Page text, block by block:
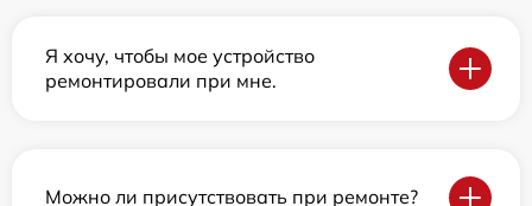
Я хочу, чтобы мое устройство
ремонтировали при мне.
Можно ли присутствовать при ремонте?